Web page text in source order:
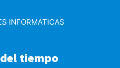
INFORMATICAS
tiempo